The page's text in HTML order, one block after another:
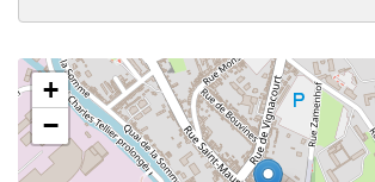
+
−